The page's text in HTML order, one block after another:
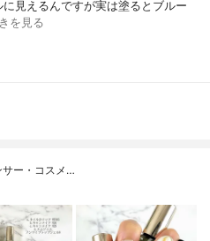
見えるんですが実は塗るとブルー
を見る
サー・コスメ…